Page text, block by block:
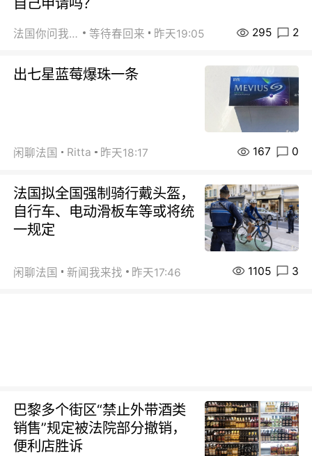
法国你问我答 等待春回来 昨天19:05 295 2
出七星蓝莓爆珠一条
闲聊法国 Ritta 昨天18:17 167 0
法国拟全国强制骑行戴头盔，
自行车、电动滑板车等或将统
一规定
闲聊法国 新闻我来找 昨天17:46 1105 3
巴黎多个街区“禁止外带酒类
销售”规定被法院部分撤销，
便利店胜诉